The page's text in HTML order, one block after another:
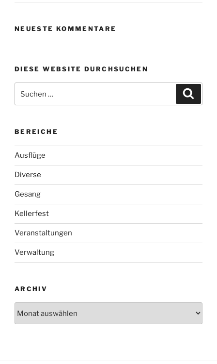
NEUESTE KOMMENTARE
DIESE WEBSITE DURCHSUCHEN
nach:
BEREICHE
Ausflüge
Diverse
Gesang
Kellerfest
Veranstaltungen
Verwaltung
ARCHIV